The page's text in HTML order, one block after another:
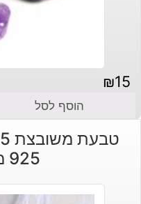
₪15
הוסף לסל
925 מידה: 7.25